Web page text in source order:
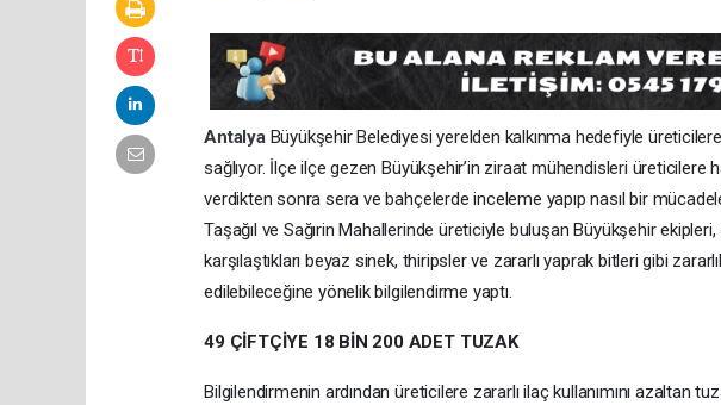
Antalya Büyükşehir Belediyesi yerelden kalkınma hedefiyle
sağlıyor. İlçe ilçe gezen Büyükşehir’in ziraat mühendisleri üreticilere
verdikten sonra sera ve bahçelerde inceleme yapıp nasıl bir
Taşağıl ve Sağırin Mahallerinde üreticiyle buluşan Büyükşehir
karşılaştıkları beyaz sinek, thiripsler ve zararlı yaprak bitleri gibi
edilebileceğine yönelik bilgilendirme yaptı.
49 ÇİFTÇİYE 18 BİN 200 ADET TUZAK
Bilgilendirmenin ardından üreticilere zararlı ilaç kullanımını azaltan